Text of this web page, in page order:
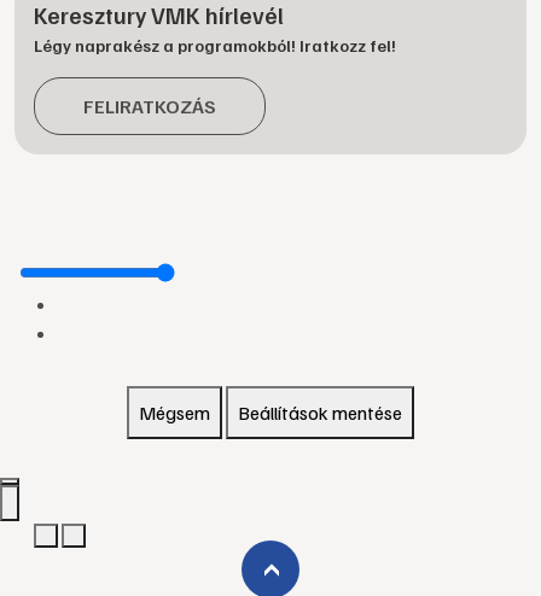
Keresztury VMK hírlevél
Légy naprakész a programokból! Iratkozz fel!
FELIRATKOZÁS
Mégsem Beállítások mentése
›